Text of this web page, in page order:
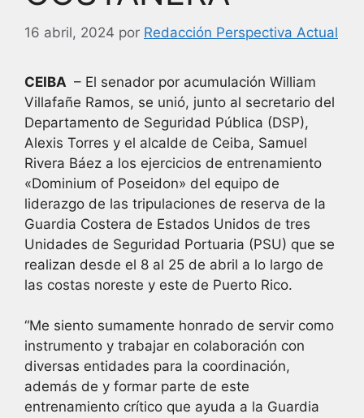
16 abril, 2024 por Redacción Perspectiva Actual
CEIBA – El senador por acumulación William
Villafañe Ramos, se unió, junto al secretario del
Departamento de Seguridad Pública (DSP),
Alexis Torres y el alcalde de Ceiba, Samuel
Rivera Báez a los ejercicios de entrenamiento
«Dominium of Poseidon» del equipo de
liderazgo de las tripulaciones de reserva de la
Guardia Costera de Estados Unidos de tres
Unidades de Seguridad Portuaria (PSU) que se
realizan desde el 8 al 25 de abril a lo largo de
las costas noreste y este de Puerto Rico.
“Me siento sumamente honrado de servir como
instrumento y trabajar en colaboración con
diversas entidades para la coordinación,
además de y formar parte de este
entrenamiento crítico que ayuda a la Guardia